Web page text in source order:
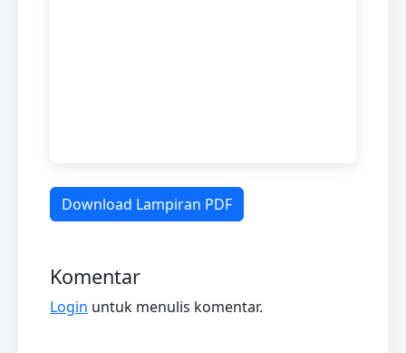
Download Lampiran PDF
Komentar
Login untuk menulis komentar.